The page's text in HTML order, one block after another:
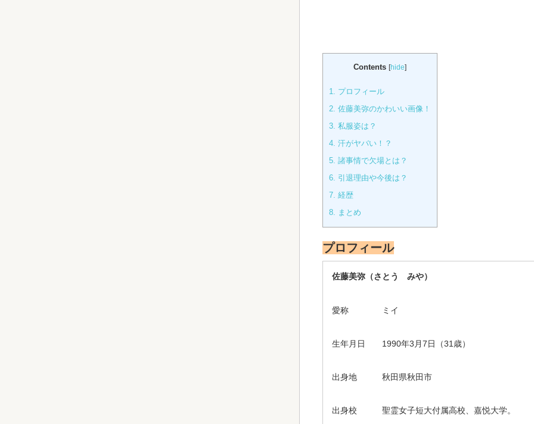
Contents [hide]
1. プロフィール
2. 佐藤美弥のかわいい画像！
3. 私服姿は？
4. 汗がヤバい！？
5. 諸事情で欠場とは？
6. 引退理由や今後は？
7. 経歴
8. まとめ
プロフィール
佐藤美弥（さとう みや）
愛称 ミイ
生年月日 1990年3月7日（31歳）
出身地 秋田県秋田市
出身校 聖霊女子短大付属高校、嘉悦大学。